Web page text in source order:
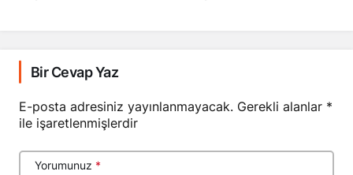
Bir Cevap Yaz
E-posta adresiniz yayınlanmayacak. Gerekli alanlar *
ile işaretlenmişlerdir
Yorumunuz *